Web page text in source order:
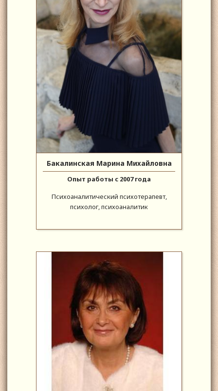
Бакалинская Марина Михайловна
Опыт работы с 2007 года
Психоаналитический психотерапевт,
психолог, психоаналитик